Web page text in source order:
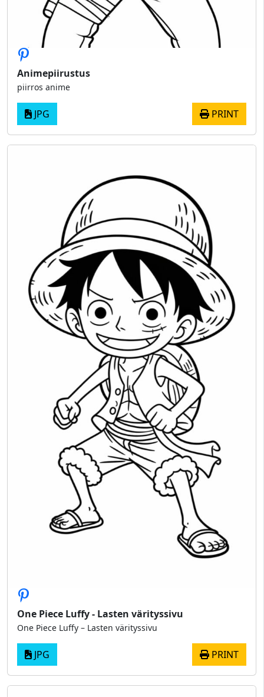
Animepiirustus
piirros anime
JPG PRINT
One Piece Luffy - Lasten värityssivu
One Piece Luffy – Lasten värityssivu
JPG PRINT